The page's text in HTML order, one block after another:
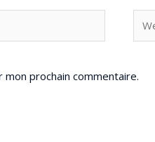
prochain commentaire.